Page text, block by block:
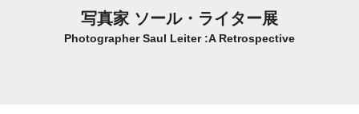
写真家 ソール・ライター展
Photographer Saul Leiter :A Retrospective